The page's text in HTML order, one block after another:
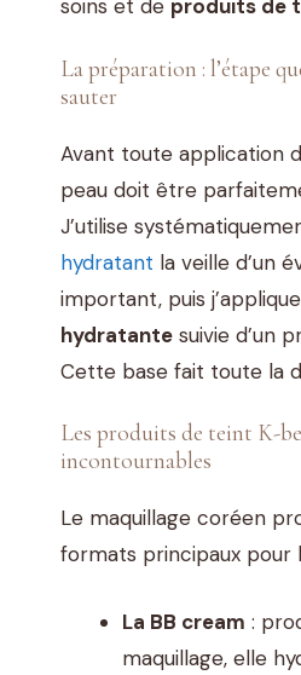
soins et de produits de
La préparation : l’étape
sauter
Avant toute application
peau doit être
J’utilise
hydratant la veille d’un
important, puis
hydratante suivie d’un
Cette base fait toute la
Les produits de teint K-
incontournables
Le maquillage coréen
formats principaux pour
La BB cream :
maquillage, elle